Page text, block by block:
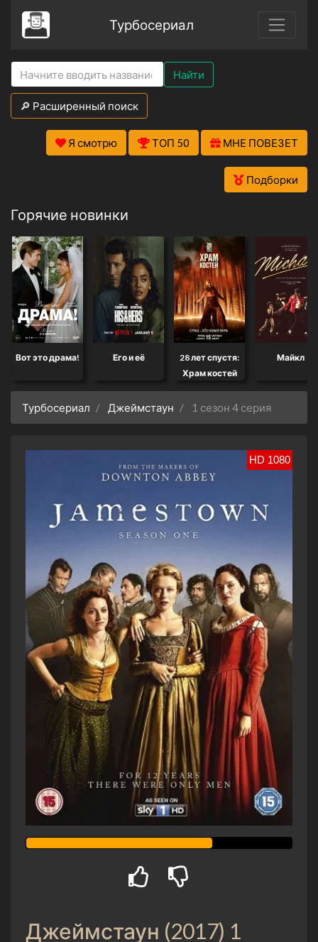
Турбосериал
Найти
🔎 Расширенный поиск
Я смотрю ТОП 50 МНЕ ПОВЕЗЕТ
Подборки
Горячие новинки
Вот это драма! Его и её
28 лет спустя:
Храм костей
Майкл
Турбосериал Джеймстаун 1 сезон 4 серия
HD 1080
Джеймстаун (2017) 1